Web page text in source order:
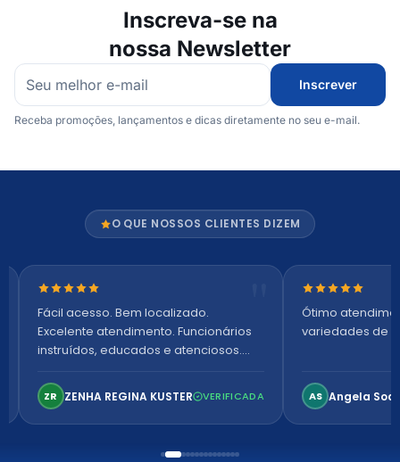
Inscreva-se na
nossa Newsletter
Inscrever
Receba promoções, lançamentos e dicas diretamente no seu e-mail.
O QUE NOSSOS CLIENTES DIZEM
Nota 5 de 5 estrelas
Fácil acesso. Bem localizado.
Excelente atendimento. Funcionários
instruídos, educados e atenciosos.
confortável. Perfeito!
ZR ZENHA REGINA KUSTER VERIFICADA
Nota 5 de 5
Ótimo
variedades de
AS Angela